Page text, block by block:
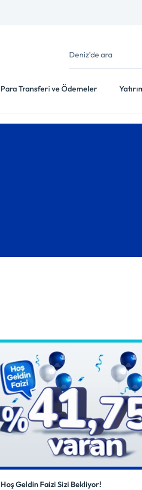
Para Transferi ve Ödemeler
Hoş Geldin Faizi Sizi Bekliyor!